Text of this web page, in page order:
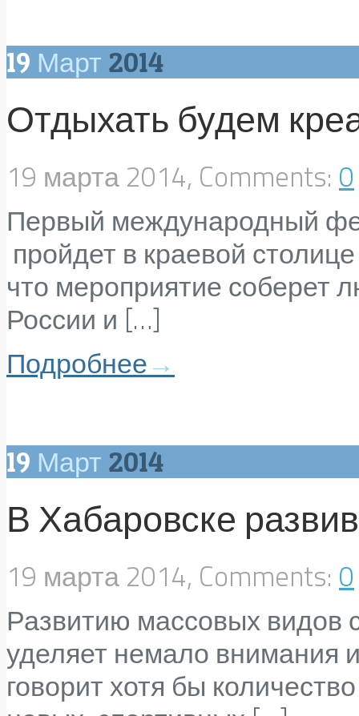
19 Март 2014
Отдыхать будем
19 марта 2014, Comments: 0
Первый международный
пройдет в краевой
что мероприятие соберет
России и […]
Подробнее→
19 Март 2014
В Хабаровске
19 марта 2014, Comments: 0
Развитию массовых видов
уделяет немало внимания
говорит хотя бы